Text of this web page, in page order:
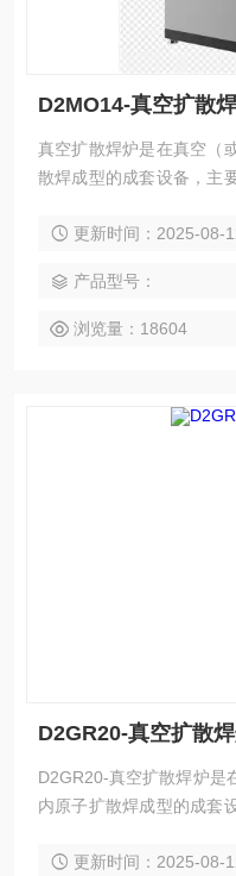
D2MO14-真空扩散
真空扩散焊炉是在真空（
散焊成型的成套设备，主
接、也可以完成不同种类
更新时间：2025-08-
产品型号：
浏览量：18604
D2GR20-真空扩散
D2GR20-真空扩散焊炉是
内原子扩散焊成型的成套
的扩散焊接、也可以完成
更新时间：2025-08-